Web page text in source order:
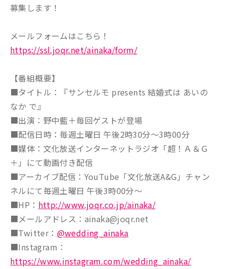
募集します！
メールフォームはこちら！
https://ssl.joqr.net/ainaka/form/
【番組概要】
■タイトル：『サンセルモ presents 結婚式は あいの
なか で』
■出演：野中藍＋毎回ゲストが登場
■配信日時：毎週土曜日 午後2時30分～3時00分
■媒体：文化放送インターネットラジオ「超！Ａ＆Ｇ
＋」にて動画付き配信
■アーカイブ配信：YouTube「文化放送A&G」チャン
ネルにて毎週土曜日 午後3時00分～
■HP： http://www.joqr.co.jp/ainaka/
■メールアドレス：ainaka@joqr.net
■Twitter： @wedding_ainaka
■Instagram：
https://www.instagram.com/wedding_ainaka/